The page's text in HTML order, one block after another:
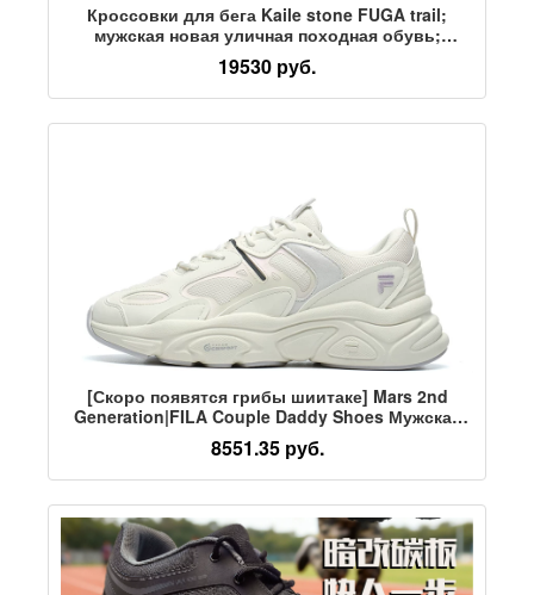
Кроссовки для бега Kaile stone FUGA trail;
мужская новая уличная походная обувь;
нескользящая дышащая спортивная обувь;
женская EX330
19530 руб.
[Скоро появятся грибы шиитаке] Mars 2nd
Generation|FILA Couple Daddy Shoes Мужская
обувь Спортивная обувь Женская обувь
Повседневная обувь
8551.35 руб.